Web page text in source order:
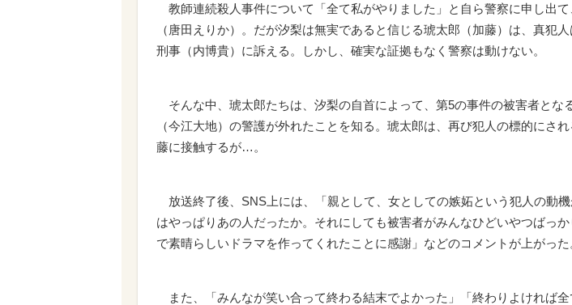
教師連続殺人事件について「全て私がやりました」と自ら警察に申し出
（唐田えりか）。だが汐梨は無実であると信じる琥太郎（加藤）は、真犯
刑事（内博貴）に訴える。しかし、確実な証拠もなく警察は動けない。
そんな中、琥太郎たちは、汐梨の自首によって、第5の事件の被害者とな
（今江大地）の警護が外れたことを知る。琥太郎は、再び犯人の標的にさ
藤に接触するが…。
放送終了後、SNS上には、「親として、女としての嫉妬という犯人の動機
はやっぱりあの人だったか。それにしても被害者がみんなひどいやつばっ
で素晴らしいドラマを作ってくれたことに感謝」などのコメントが上がった
また、「みんなが笑い合って終わる結末でよかった」「終わりよければ